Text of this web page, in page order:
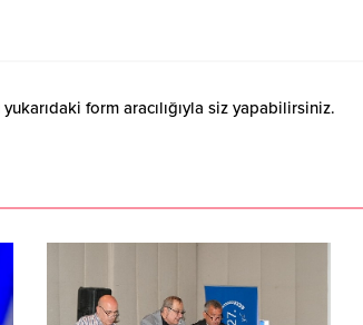
form aracılığıyla siz yapabilirsiniz.